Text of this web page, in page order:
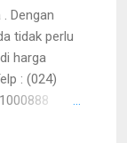
Dengan
tidak perlu
harga
: (024)